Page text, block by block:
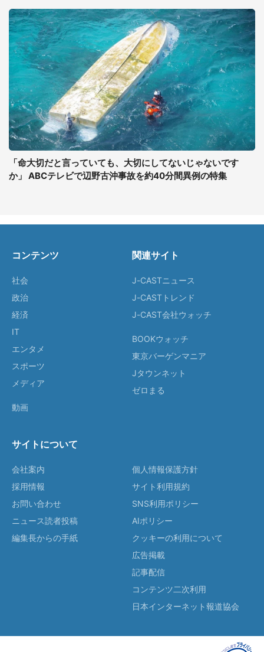
「命大切だと言っていても、大切にしてないじゃないです
か」 ABCテレビで辺野古沖事故を約40分間異例の特集
コンテンツ
社会
政治
経済
IT
エンタメ
スポーツ
メディア
動画
関連サイト
J-CASTニュース
J-CASTトレンド
J-CAST会社ウォッチ
BOOKウォッチ
東京バーゲンマニア
Jタウンネット
ゼロまる
サイトについて
会社案内
採用情報
お問い合わせ
ニュース読者投稿
編集長からの手紙
個人情報保護方針
サイト利用規約
SNS利用ポリシー
AIポリシー
クッキーの利用について
広告掲載
記事配信
コンテンツ二次利用
日本インターネット報道協会